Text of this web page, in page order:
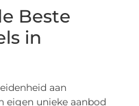
Beste
in
aan
eigen unieke aanbod